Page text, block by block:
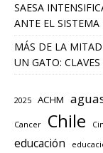
SAESA
ANTE EL
MÁS DE LA
UN GATO:
2025 ACHM
Cancer Chile
educación